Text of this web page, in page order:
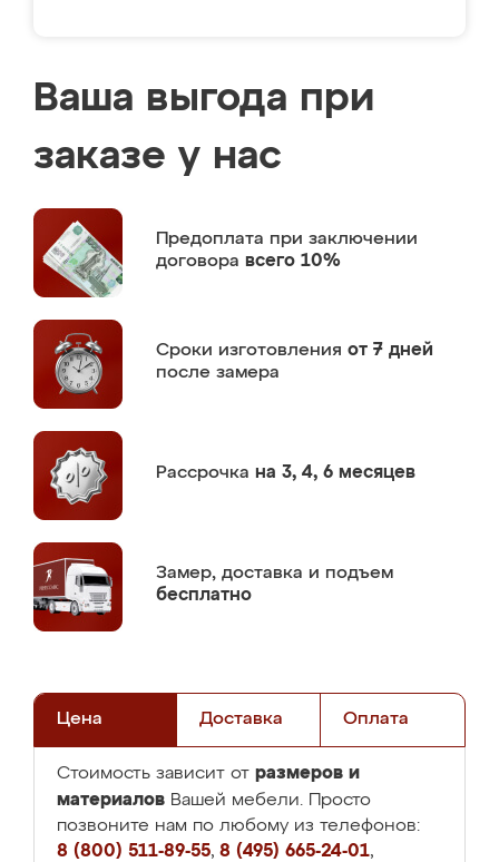
Ваша выгода при
заказе у нас
Предоплата при заключении
договора всего 10%
Сроки изготовления от 7 дней
после замера
Рассрочка на 3, 4, 6 месяцев
Замер, доставка и подъем
бесплатно
Цена Доставка Оплата
Стоимость зависит от размеров и
материалов Вашей мебели. Просто
позвоните нам по любому из телефонов:
8 (800) 511-89-55, 8 (495) 665-24-01,